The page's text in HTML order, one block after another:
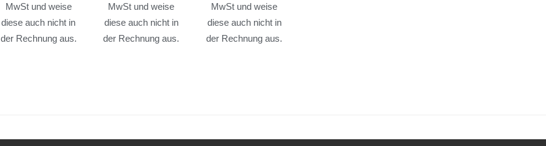
MwSt und weise
diese auch nicht in
der Rechnung aus.
MwSt und weise
diese auch nicht in
der Rechnung aus.
MwSt und weise
diese auch nicht in
der Rechnung aus.